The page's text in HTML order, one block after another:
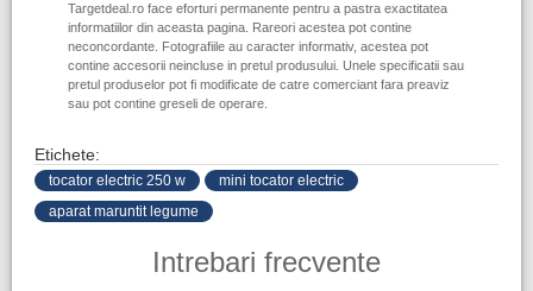
Targetdeal.ro face eforturi permanente pentru a pastra exactitatea
informatiilor din aceasta pagina. Rareori acestea pot contine
neconcordante. Fotografiile au caracter informativ, acestea pot
contine accesorii neincluse in pretul produsului. Unele specificatii sau
pretul produselor pot fi modificate de catre comerciant fara preaviz
sau pot contine greseli de operare.
Etichete:
tocator electric 250 w
mini tocator electric
aparat maruntit legume
Intrebari frecvente